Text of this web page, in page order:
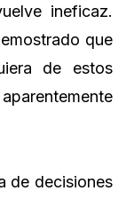
ineficaz.
que
de estos
de decisiones